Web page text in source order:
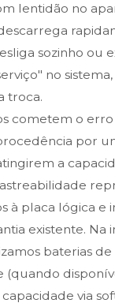
lentidão no
sozinho ou
no
troca.
cometem o
por
a
à placa lógica e
existente. Na
baterias de
(quando
via